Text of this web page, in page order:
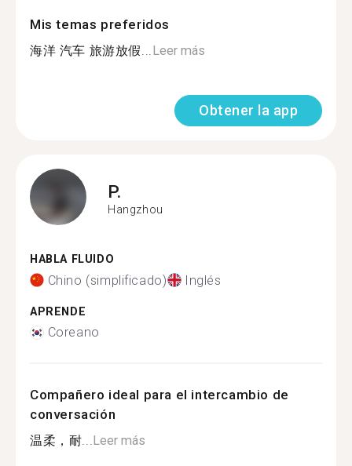
Mis temas preferidos
海洋 汽车 旅游放假...Leer más
Obtener la app
P.
Hangzhou
HABLA FLUIDO
Chino (simplificado) Inglés
APRENDE
Coreano
Compañero ideal para el intercambio de
conversación
温柔，耐...Leer más